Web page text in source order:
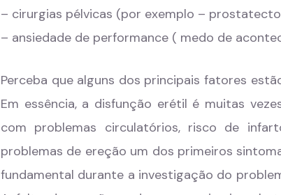
– cirurgias pélvicas (por exemplo –
– ansiedade de performance ( medo de
Perceba que alguns dos principais fatores
Em essência, a disfunção erétil é muitas
com problemas circulatórios, risco de
problemas de ereção um dos primeiros
fundamental durante a investigação do